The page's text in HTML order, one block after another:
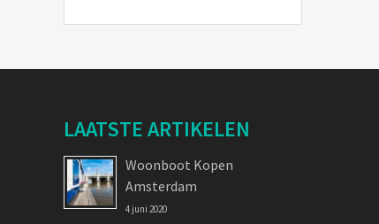
LAATSTE ARTIKELEN
Woonboot Kopen
Amsterdam
4 juni 2020